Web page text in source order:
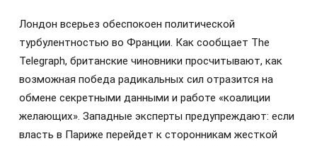
Лондон всерьез обеспокоен политической
турбулентностью во Франции. Как сообщает The
Telegraph, британские чиновники просчитывают, как
возможная победа радикальных сил отразится на
обмене секретными данными и работе «коалиции
желающих». Западные эксперты предупреждают: если
власть в Париже перейдет к сторонникам жесткой